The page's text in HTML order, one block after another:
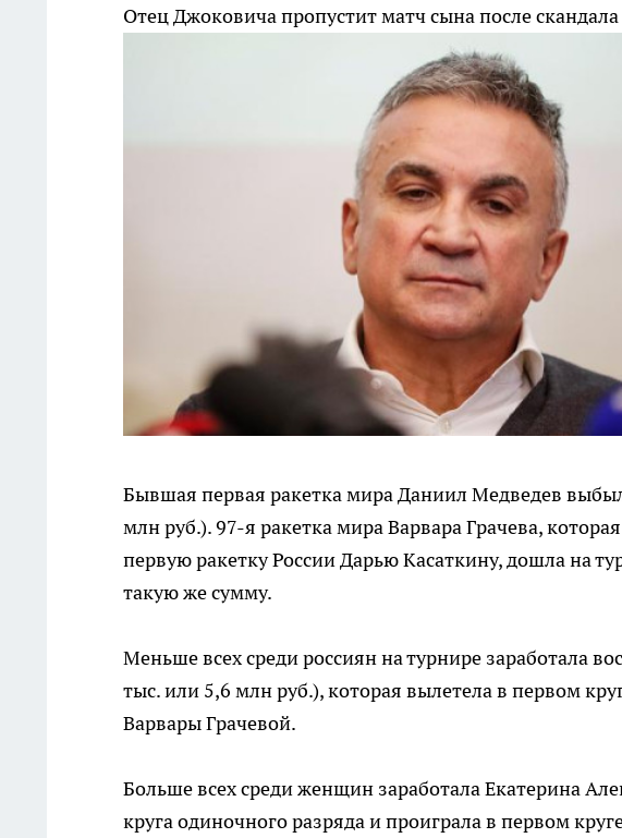
Отец Джоковича пропустит матч сына после
Бывшая первая ракетка мира Даниил Медведев выбыл
млн руб.). 97-я ракетка мира Варвара Грачева,
первую ракетку России Дарью Касаткину, дошла на
такую же сумму.
Меньше всех среди россиян на турнире заработала
тыс. или 5,6 млн руб.), которая вылетела в первом
Варвары Грачевой.
Больше всех среди женщин заработала Екатерина
круга одиночного разряда и проиграла в первом